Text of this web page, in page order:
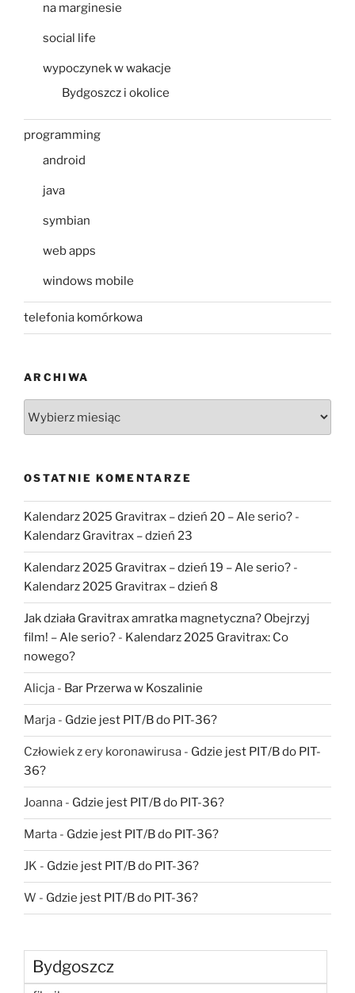
na marginesie
social life
wypoczynek w wakacje
Bydgoszcz i okolice
programming
android
java
symbian
web apps
windows mobile
telefonia komórkowa
ARCHIWA
OSTATNIE KOMENTARZE
Kalendarz 2025 Gravitrax – dzień 20 – Ale serio? -
Kalendarz Gravitrax – dzień 23
Kalendarz 2025 Gravitrax – dzień 19 – Ale serio? -
Kalendarz 2025 Gravitrax – dzień 8
Jak działa Gravitrax amratka magnetyczna? Obejrzyj
film! – Ale serio? - Kalendarz 2025 Gravitrax: Co
nowego?
Alicja - Bar Przerwa w Koszalinie
Marja - Gdzie jest PIT/B do PIT-36?
Człowiek z ery koronawirusa - Gdzie jest PIT/B do PIT-
36?
Joanna - Gdzie jest PIT/B do PIT-36?
Marta - Gdzie jest PIT/B do PIT-36?
JK - Gdzie jest PIT/B do PIT-36?
W - Gdzie jest PIT/B do PIT-36?
Bydgoszcz